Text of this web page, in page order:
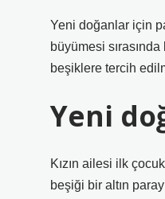
Yeni doğanlar için
büyümesi
beşiklere tercih
Yeni
Kızın ailesi ilk
beşiği bir altın